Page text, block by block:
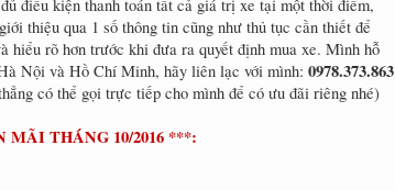
điều kiện thanh toán tất cả giá trị xe tại một thời điểm,
thiệu qua 1 số thông tin cũng như thủ tục cần thiết để
hiểu rõ hơn trước khi đưa ra quyết định mua xe. Mình hỗ
Nội và Hồ Chí Minh, hãy liên lạc với mình: 0978.373.863
có thể gọi trực tiếp cho mình để có ưu đãi riêng nhé)
THÁNG 10/2016 ***: